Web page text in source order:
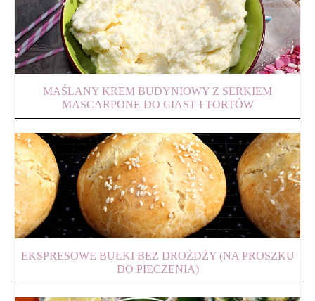
MAŚLANY KREM BUDYNIOWY Z SERKIEM
MASCARPONE DO CIAST I TORTÓW
EKSPRESOWE BUŁKI BEZ DROŻDŻY (NA PROSZKU
DO PIECZENIA)